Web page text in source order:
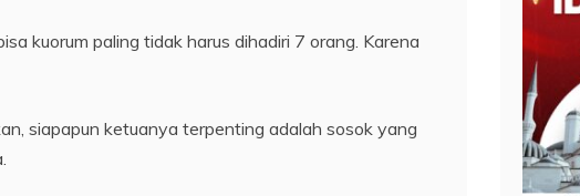
kuorum paling tidak harus dihadiri 7 orang. Karena
siapapun ketuanya terpenting adalah sosok yang